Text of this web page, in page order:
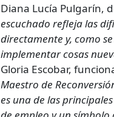
Diana Lucía Pulgarín,
escuchado refleja las
directamente y, como
implementar cosas
Gloria Escobar,
Maestro de
es una de las